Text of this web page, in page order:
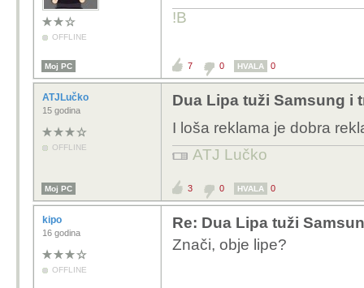
OFFLINE
!B
Moj PC 7 0 HVALA 0
ATJLučko
15 godina
OFFLINE
Dua Lipa tuži Samsung i
I loša reklama je dobra
ATJ Lučko
Moj PC 3 0 HVALA 0
kipo
16 godina
OFFLINE
Re: Dua Lipa tuži
Znači, obje lipe?